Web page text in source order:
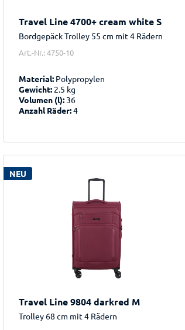
Travel Line 4700+ cream white S
Bordgepäck Trolley 55 cm mit 4 Rädern
Art.-Nr.: 4750-10
Material: Polypropylen
Gewicht: 2.5 kg
Volumen (l): 36
Anzahl Räder:4
NEU
Travel Line 9804 darkred M
Trolley 68 cm mit 4 Rädern